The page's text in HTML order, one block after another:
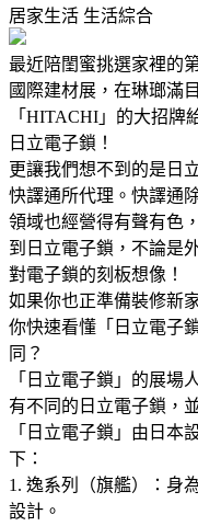
居家生活 生活綜合
最近陪閨蜜挑選家裡的
國際建材展，在琳瑯滿
「HITACHI」的大招牌
日立電子鎖！
更讓我們想不到的是日
快譯通所代理。快譯通
領域也經營得有聲有色
到日立電子鎖，不論是
對電子鎖的刻板想像！
如果你也正準備裝修新
你快速看懂「日立電子
同？
「日立電子鎖」的展場
有不同的日立電子鎖，
「日立電子鎖」由日本
下：
1. 逸系列（旗艦）：身
設計。